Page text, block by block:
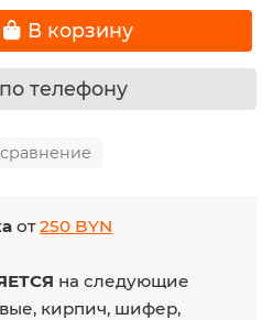
В корзину
телефону
от250 BYN
на следующие
кирпич, шифер,